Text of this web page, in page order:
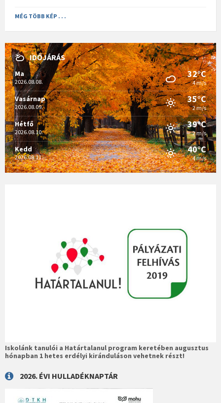
MÉG TÖBB KÉP . . .
IDŐJÁRÁS
Ma
2026.08.08.
32°C
4 m/s
Vasárnap
2026.08.09.
35°C
2 m/s
Hétfő
2026.08.10.
39°C
2 m/s
Kedd
2026.08.11.
40°C
4 m/s
Iskolánk tanulói a Határtalanul program keretében augusztus
hónapban 1 hetes erdélyi kiránduláson vehetnek részt!
2026. ÉVI HULLADÉKNAPTÁR